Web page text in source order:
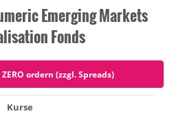
Emerging Markets
Fonds
ordern (zzgl. Spreads)
Kurse